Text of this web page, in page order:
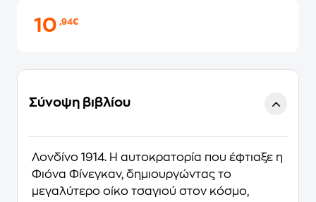
10,94€
Σύνοψη βιβλίου
Λονδίνο 1914. Η αυτοκρατορία που έφτιαξε η
Φιόνα Φίνεγκαν, δημιουργώντας το
μεγαλύτερο οίκο τσαγιού στον κόσμο,